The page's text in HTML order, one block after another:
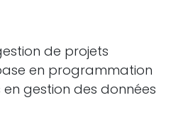
de projets
en programmation
gestion des données